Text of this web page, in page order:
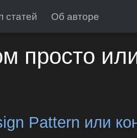
статей Об авторе
просто
Pattern или